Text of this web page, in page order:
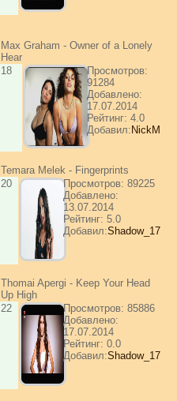
Max Graham - Owner of a Lonely
Hear
18
Просмотров:
91284
Добавлено:
17.07.2014
Рейтинг: 4.0
Добавил: NickM
Temara Melek - Fingerprints
20
Просмотров: 89225
Добавлено:
13.07.2014
Рейтинг: 5.0
Добавил:Shadow_17
Thomai Apergi - Keep Your Head
Up High
22
Просмотров: 85886
Добавлено:
17.07.2014
Рейтинг: 0.0
Добавил:Shadow_17